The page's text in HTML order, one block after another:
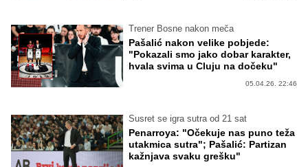
Trener Bosne nakon meča
Pašalić nakon velike pobjede:
"Pokazali smo jako dobar karakter,
hvala svima u Cluju na dočeku"
05.04.26. 22:46
Susret se igra sutra od 21 sat
Penarroya: "Očekuje nas puno teža
utakmica sutra"; Pašalić: Partizan
kažnjava svaku grešku"